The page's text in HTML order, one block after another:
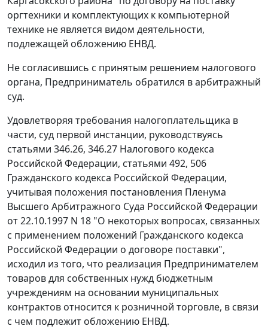
оргтехники и комплектующих к компьютерной
технике не является видом деятельности,
подлежащей обложению ЕНВД.
Не согласившись с принятым решением налогового
органа, Предприниматель обратился в арбитражный
суд.
Удовлетворяя требования налогоплательщика в
части, суд первой инстанции, руководствуясь
статьями 346.26, 346.27 Налогового кодекса
Российской Федерации, статьями 492, 506
Гражданского кодекса Российской Федерации,
учитывая положения постановления Пленума
Высшего Арбитражного Суда Российской Федерации
от 22.10.1997 N 18 "О некоторых вопросах, связанных
с применением положений Гражданского кодекса
Российской Федерации о договоре поставки",
исходил из того, что реализация Предпринимателем
товаров для собственных нужд бюджетным
учреждениям на основании муниципальных
контрактов относится к розничной торговле, в связи
с чем подлежит обложению ЕНВД.